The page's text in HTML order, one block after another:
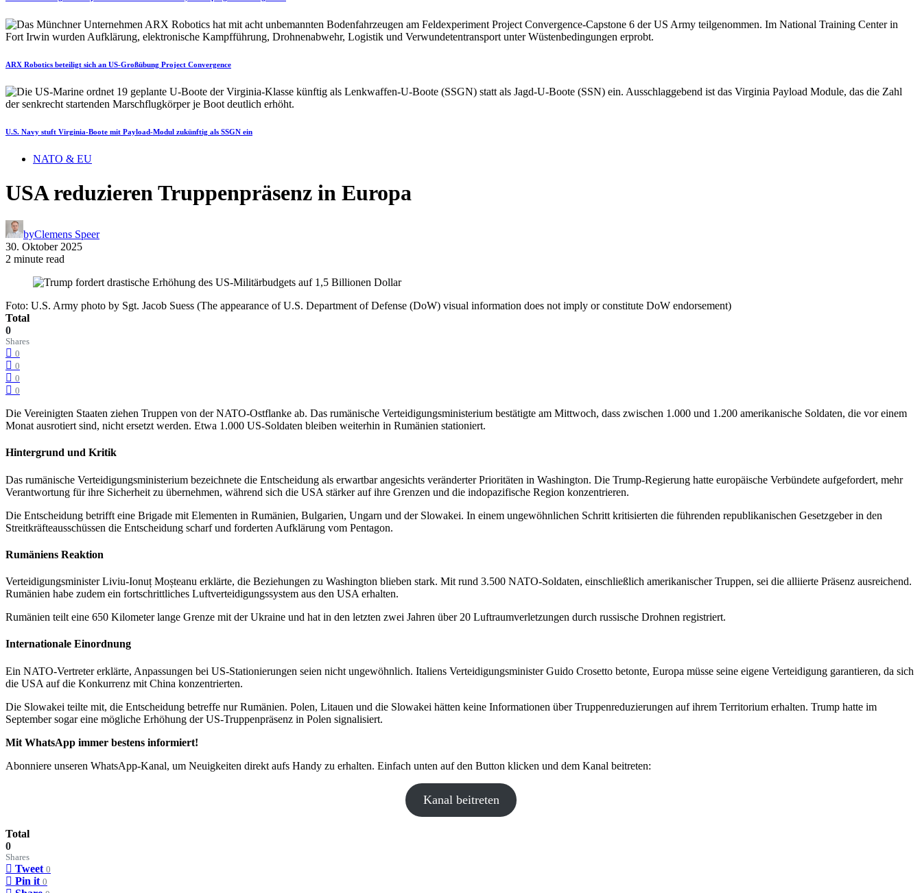
ARX Robotics beteiligt sich an US-Großübung Project Convergence
U.S. Navy stuft Virginia-Boote mit Payload-Modul zukünftig als SSGN ein
NATO & EU
USA reduzieren Truppenpräsenz in Europa
byClemens Speer
30. Oktober 2025
2 minute read
Foto: U.S. Army photo by Sgt. Jacob Suess (The appearance of U.S. Department of Defense (DoW) visual information does not imply or constitute DoW endorsement)
Total
0
Shares
0
0
0
0
Die Vereinigten Staaten ziehen Truppen von der NATO-Ostflanke ab. Das rumänische Verteidigungsministerium bestätigte am Mittwoch, dass zwischen 1.000 und 1.200 amerikanische Soldaten, die vor einem
Monat ausrotiert sind, nicht ersetzt werden. Etwa 1.000 US-Soldaten bleiben weiterhin in Rumänien stationiert.
Hintergrund und Kritik
Das rumänische Verteidigungsministerium bezeichnete die Entscheidung als erwartbar angesichts veränderter Prioritäten in Washington. Die Trump-Regierung hatte europäische Verbündete aufgefordert, mehr
Verantwortung für ihre Sicherheit zu übernehmen, während sich die USA stärker auf ihre Grenzen und die indopazifische Region konzentrieren.
Die Entscheidung betrifft eine Brigade mit Elementen in Rumänien, Bulgarien, Ungarn und der Slowakei. In einem ungewöhnlichen Schritt kritisierten die führenden republikanischen Gesetzgeber in den
Streitkräfteausschüssen die Entscheidung scharf und forderten Aufklärung vom Pentagon.
Rumäniens Reaktion
Verteidigungsminister Liviu-Ionuț Moșteanu erklärte, die Beziehungen zu Washington blieben stark. Mit rund 3.500 NATO-Soldaten, einschließlich amerikanischer Truppen, sei die alliierte Präsenz ausreichend.
Rumänien habe zudem ein fortschrittliches Luftverteidigungssystem aus den USA erhalten.
Rumänien teilt eine 650 Kilometer lange Grenze mit der Ukraine und hat in den letzten zwei Jahren über 20 Luftraumverletzungen durch russische Drohnen registriert.
Internationale Einordnung
Ein NATO-Vertreter erklärte, Anpassungen bei US-Stationierungen seien nicht ungewöhnlich. Italiens Verteidigungsminister Guido Crosetto betonte, Europa müsse seine eigene Verteidigung garantieren, da sich
die USA auf die Konkurrenz mit China konzentrierten.
Die Slowakei teilte mit, die Entscheidung betreffe nur Rumänien. Polen, Litauen und die Slowakei hätten keine Informationen über Truppenreduzierungen auf ihrem Territorium erhalten. Trump hatte im
September sogar eine mögliche Erhöhung der US-Truppenpräsenz in Polen signalisiert.
Mit WhatsApp immer bestens informiert!
Abonniere unseren WhatsApp-Kanal, um Neuigkeiten direkt aufs Handy zu erhalten. Einfach unten auf den Button klicken und dem Kanal beitreten:
Kanal beitreten
Total
0
Shares
Tweet 0
Pin it 0